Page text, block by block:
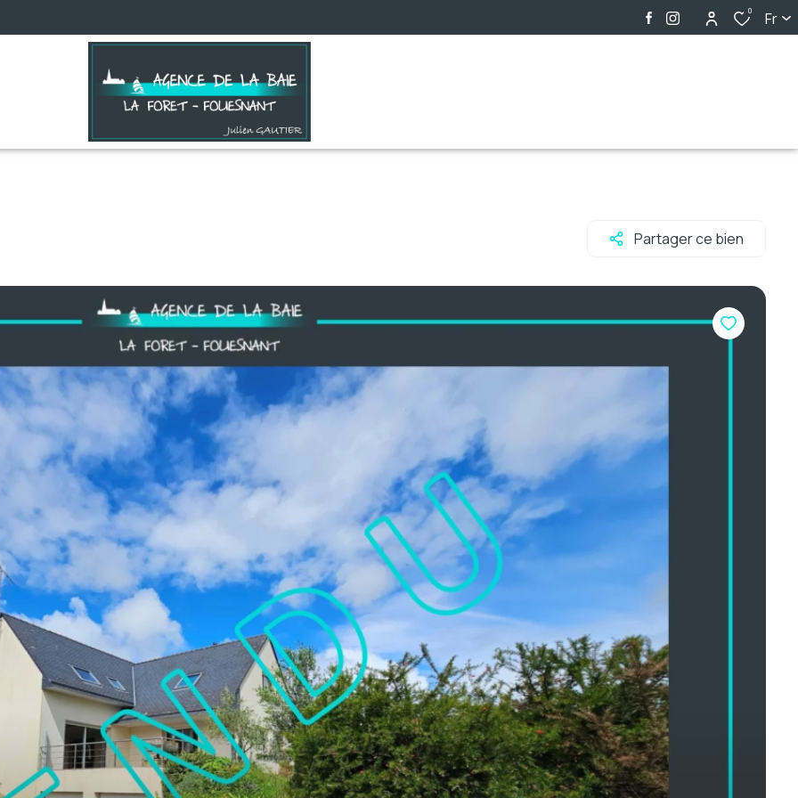
0 Fr
Partager ce bien